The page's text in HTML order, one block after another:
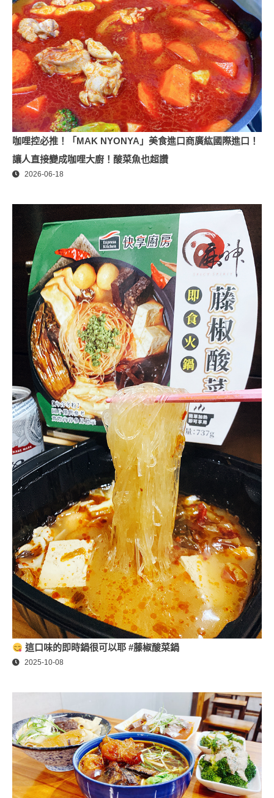
咖哩控必推！「MAK NYONYA」美食進口商廣紘國際進口！
讓人直接變成咖哩大廚！酸菜魚也超讚
2026-06-18
這口味的即時鍋很可以耶 #藤椒酸菜鍋
2025-10-08